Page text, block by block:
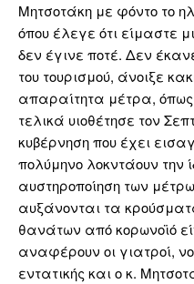
Μητσοτάκη με φόντο το
όπου έλεγε ότι είμαστε
δεν έγινε ποτέ. Δεν
του τουρισμού, άνοιξε
απαραίτητα μέτρα, όπως
τελικά υιοθέτησε τον
κυβέρνηση που έχει
πολύμηνο λοκντάουν την
αυστηροποίηση των
αυξάνονται τα
θανάτων από κορωνοϊό
αναφέρουν οι γιατροί,
εντατικής και ο κ.